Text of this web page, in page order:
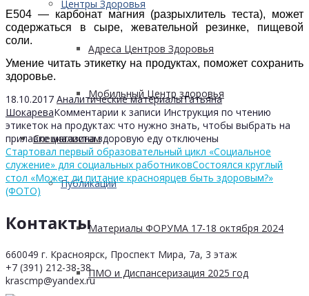
Центры Здоровья
Адреса Центров Здоровья
Мобильный Центр здоровья
Cпециалистам
Публикации
Материалы ФОРУМА 17-18 октября 2024
ПМО и Диспансеризация 2025 год
Е504 — карбонат магния (разрыхлитель теста), может
содержаться в сыре, жевательной резинке, пищевой
соли.
Умение читать этикетку на продуктах, поможет сохранить
здоровье.
18.10.2017 Аналитические материалыТатьяна
ШокареваКомментарии к записи Инструкция по чтению
этикеток на продуктах: что нужно знать, чтобы выбрать на
прилавке магазина здоровую еду отключены
Стартовал первый образовательный цикл «Социальное
служение» для социальных работниковСостоялся круглый
стол «Может ли питание красноярцев быть здоровым?»
(ФОТО)
Контакты
660049 г. Красноярск, Проспект Мира, 7а, 3 этаж
+7 (391) 212-38-38
krascmp@yandex.ru